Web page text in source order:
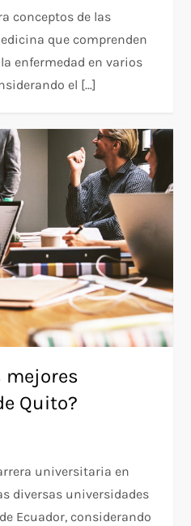
conceptos de las
que comprenden
enfermedad en varios
el […]
mejores
Quito?
universitaria en
diversas universidades
Ecuador, considerando